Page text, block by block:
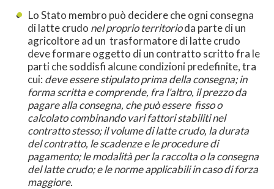
Lo Stato membro può decidere che ogni consegna
di latte crudo nel proprio territorioda parte di un
agricoltore ad un trasformatore di latte crudo
deve formare oggetto di un contratto scritto fra le
parti che soddisfi alcune condizioni predefinite, tra
cui: deve essere stipulato prima della consegna; in
forma scritta e comprende, fra l'altro, il prezzo da
pagare alla consegna, che può essere fisso o
calcolato combinando vari fattori stabiliti nel
contratto stesso; il volume di latte crudo, la durata
del contratto, le scadenze e le procedure di
pagamento; le modalità per la raccolta o la consegna
del latte crudo; e le norme applicabili in caso di forza
maggiore.